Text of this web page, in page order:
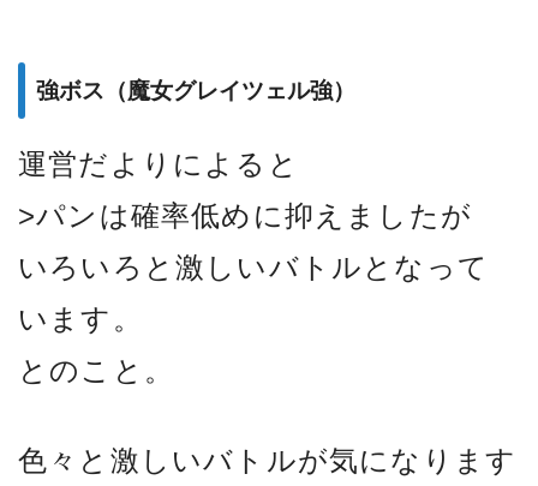
強ボス（魔女グレイツェル強）
運営だよりによると
>パンは確率低めに抑えましたが
いろいろと激しいバトルとなって
います。
とのこと。
色々と激しいバトルが気になります